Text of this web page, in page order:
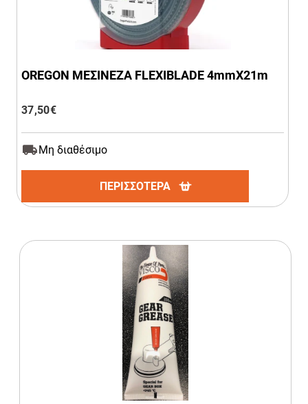
OREGON ΜΕΣΙΝΕΖΑ FLEXIBLADE 4mmΧ21m
37,50€
Μη διαθέσιμο
ΠΕΡΙΣΣΟΤΕΡΑ